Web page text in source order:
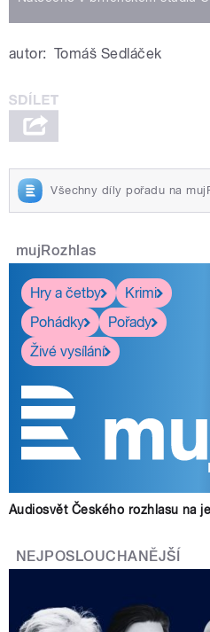
autor: Tomáš Sedláček
Všechny díly pořadu na
mujRozhlas
Hry a četby
Krimi
Pohádky
Pořady
Živé vysílání
Audiosvět Českého rozhlasu na
NEJPOSLOUCHANĚJŠÍ